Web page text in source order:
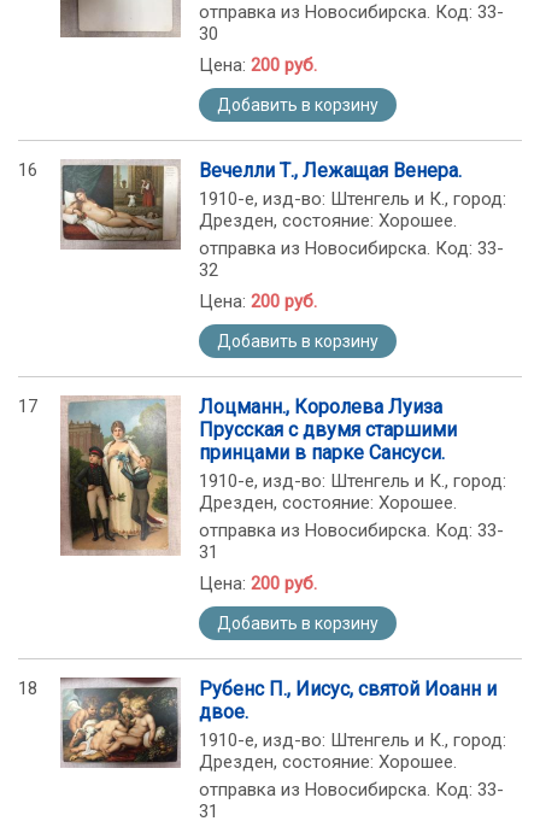
отправка из Новосибирска. Код: 33-
30
Цена: 200 руб.
Добавить в корзину
16 Вечелли Т., Лежащая Венера.
1910-е, изд-во: Штенгель и К., город:
Дрезден, состояние: Хорошее.
отправка из Новосибирска. Код: 33-
32
Цена: 200 руб.
Добавить в корзину
17
Лоцманн., Королева Луиза
Прусская с двумя старшими
принцами в парке Сансуси.
1910-е, изд-во: Штенгель и К., город:
Дрезден, состояние: Хорошее.
отправка из Новосибирска. Код: 33-
31
Цена: 200 руб.
Добавить в корзину
18
Рубенс П., Иисус, святой Иоанн и
двое.
1910-е, изд-во: Штенгель и К., город:
Дрезден, состояние: Хорошее.
отправка из Новосибирска. Код: 33-
31